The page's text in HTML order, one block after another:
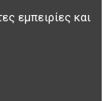
εμπειρίες και